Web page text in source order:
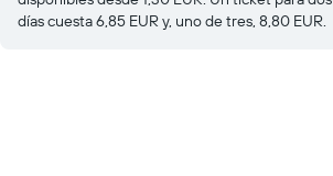
días cuesta 6,85 EUR y, uno de tres, 8,80 EUR.